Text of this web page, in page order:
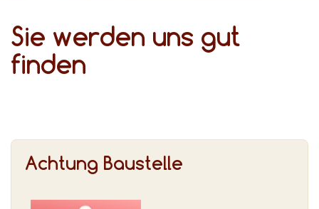
Sie werden uns gut
finden
Achtung Baustelle